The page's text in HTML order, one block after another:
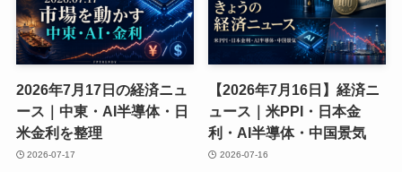
2026年7月17日の経済ニュ
ース｜中東・AI半導体・日
米金利を整理
2026-07-17
【2026年7月16日】経済ニ
ュース｜米PPI・日本金
利・AI半導体・中国景気
2026-07-16